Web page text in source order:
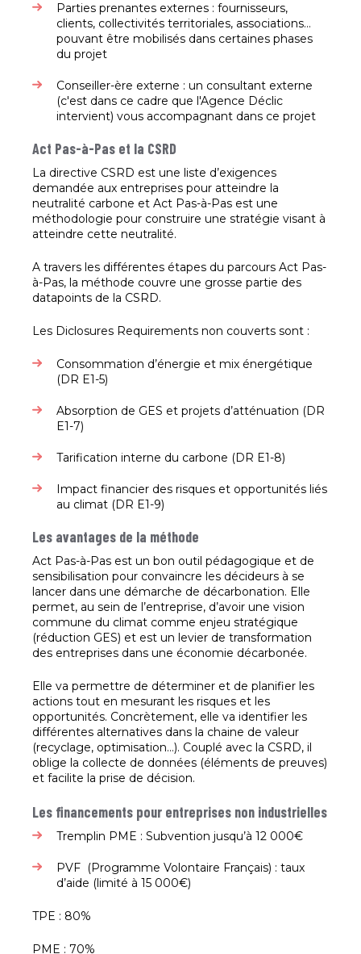
Parties prenantes externes : fournisseurs,
clients, collectivités territoriales, associations…
pouvant être mobilisés dans certaines phases
du projet
Conseiller-ère externe : un consultant externe
(c'est dans ce cadre que l'Agence Déclic
intervient) vous accompagnant dans ce projet
Act Pas-à-Pas et la CSRD
La directive CSRD est une liste d’exigences
demandée aux entreprises pour atteindre la
neutralité carbone et Act Pas-à-Pas est une
méthodologie pour construire une stratégie visant à
atteindre cette neutralité.
A travers les différentes étapes du parcours Act Pas-
à-Pas, la méthode couvre une grosse partie des
datapoints de la CSRD.
Les Diclosures Requirements non couverts sont :
Consommation d’énergie et mix énergétique
(DR E1-5)
Absorption de GES et projets d’atténuation (DR
E1-7)
Tarification interne du carbone (DR E1-8)
Impact financier des risques et opportunités liés
au climat (DR E1-9)
Les avantages de la méthode
Act Pas-à-Pas est un bon outil pédagogique et de
sensibilisation pour convaincre les décideurs à se
lancer dans une démarche de décarbonation. Elle
permet, au sein de l’entreprise, d’avoir une vision
commune du climat comme enjeu stratégique
(réduction GES) et est un levier de transformation
des entreprises dans une économie décarbonée.
Elle va permettre de déterminer et de planifier les
actions tout en mesurant les risques et les
opportunités. Concrètement, elle va identifier les
différentes alternatives dans la chaine de valeur
(recyclage, optimisation…). Couplé avec la CSRD, il
oblige la collecte de données (éléments de preuves)
et facilite la prise de décision.
Les financements pour entreprises non industrielles
Tremplin PME : Subvention jusqu’à 12 000€
PVF (Programme Volontaire Français) : taux
d’aide (limité à 15 000€)
TPE : 80%
PME : 70%